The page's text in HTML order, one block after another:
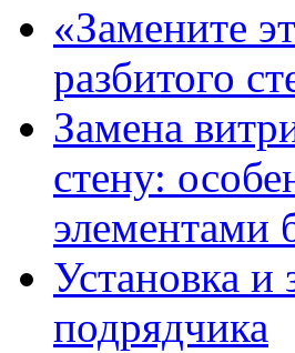
«Замените
разбитого
Замена
стену:
элементами
Установка и
подрядчика